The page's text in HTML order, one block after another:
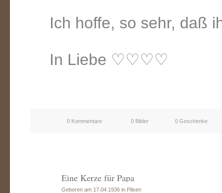
Ich hoffe, so sehr, daß
In Liebe ♡♡♡♡
0 Kommentare 0 Bilder 0 Geschenke
Eine Kerze für Papa
Geboren am 17.04.1936 in Pilsen